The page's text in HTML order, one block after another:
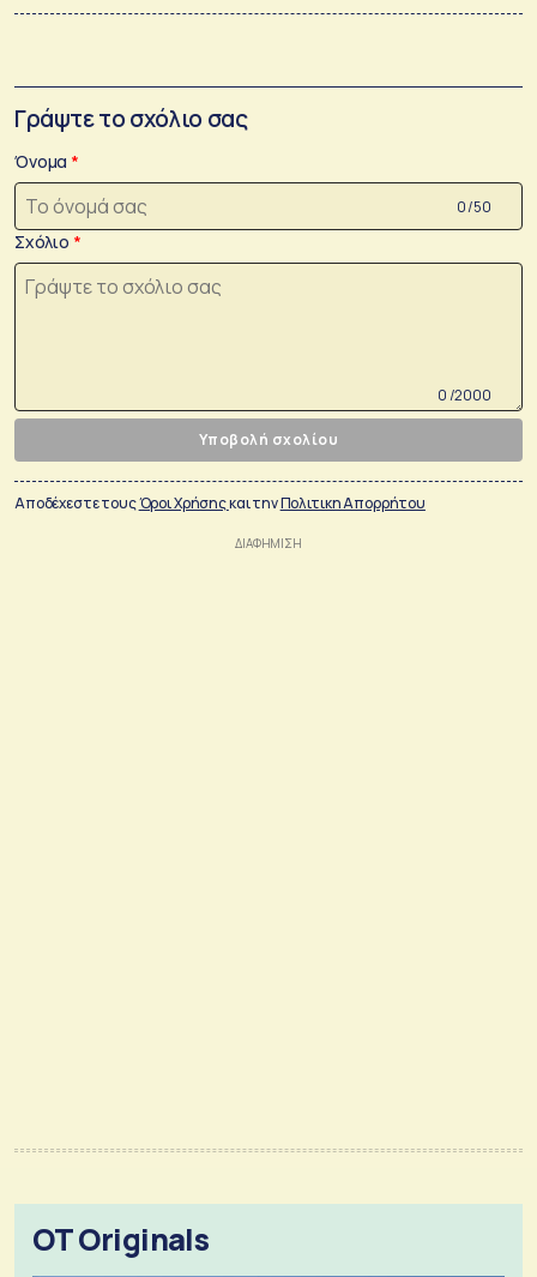
Γράψτε το σχόλιο σας
Όνομα
0 /50
Σχόλιο
0 /2000
Υποβολή σχολίου
Αποδέχεστε τουςΌροι Χρήσηςκαι τηνΠολιτικη Απορρήτου
OT Originals